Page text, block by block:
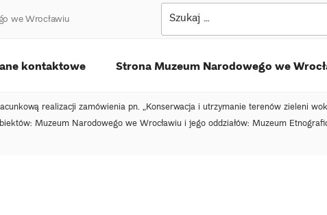
we Wrocławiu
Szukaj:
kontaktowe Strona Muzeum Narodowego we
realizacji zamówienia pn. „Konserwacja i utrzymanie terenów zieleni
Muzeum Narodowego we Wrocławiu i jego oddziałów: Muzeum